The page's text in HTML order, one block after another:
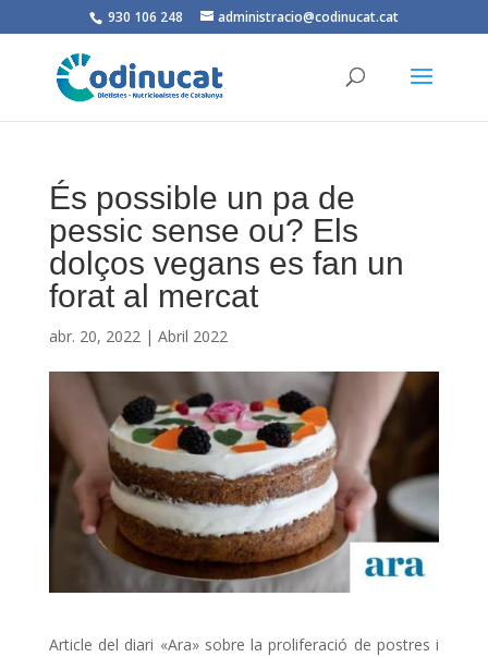
930 106 248 administracio@codinucat.cat
És possible un pa de
pessic sense ou? Els
dolços vegans es fan un
forat al mercat
abr. 20, 2022| Abril 2022
Article del diari «Ara» sobre la proliferació de postres i